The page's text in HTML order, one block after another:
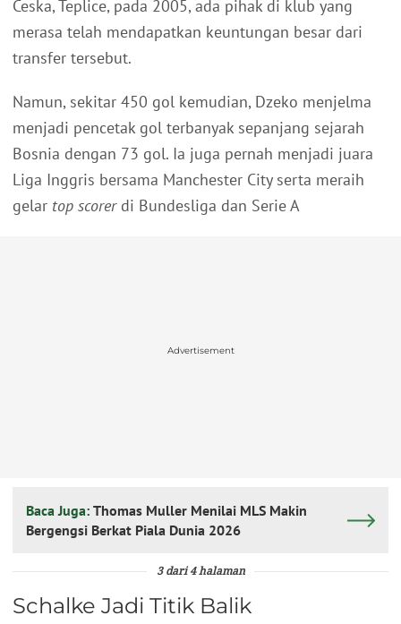
Ceska, Teplice, pada 2005, ada pihak di klub yang
merasa telah mendapatkan keuntungan besar dari
transfer tersebut.
Namun, sekitar 450 gol kemudian, Dzeko menjelma
menjadi pencetak gol terbanyak sepanjang sejarah
Bosnia dengan 73 gol. Ia juga pernah menjadi juara
Liga Inggris bersama Manchester City serta meraih
gelar top scorerdi Bundesliga dan Serie A
Advertisement
Baca Juga: Thomas Muller Menilai MLS Makin
Bergengsi Berkat Piala Dunia 2026
3 dari 4 halaman
Schalke Jadi Titik Balik